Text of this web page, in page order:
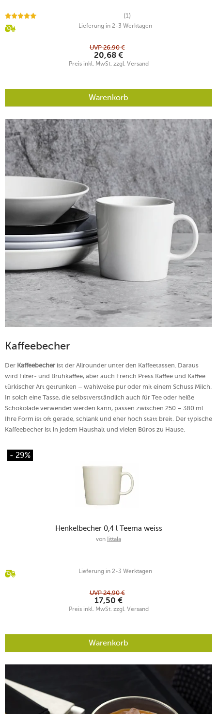
(1)
Lieferung in 2-3 Werktagen
UVP26,90 €
20,68 €
Preis inkl. MwSt. zzgl. Versand
Warenkorb
Kaffeebecher
Der Kaffeebecher ist der Allrounder unter den Kaffeetassen. Daraus
wird Filter- und Brühkaffee, aber auch French Press Kaffee und Kaffee
türkischer Art getrunken – wahlweise pur oder mit einem Schuss Milch.
In solch eine Tasse, die selbstverständlich auch für Tee oder heiße
Schokolade verwendet werden kann, passen zwischen 250 – 380 ml.
Ihre Form ist oft gerade, schlank und eher hoch statt breit. Der typische
Kaffeebecher ist in jedem Haushalt und vielen Büros zu Hause.
- 29%
Henkelbecher 0,4 l Teema weiss
von Iittala
Lieferung in 2-3 Werktagen
UVP24,90 €
17,50 €
Preis inkl. MwSt. zzgl. Versand
Warenkorb